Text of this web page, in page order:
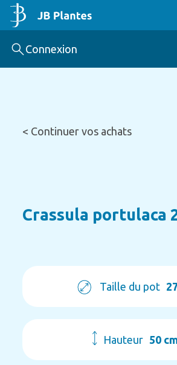
Connexion
< Continuer vos achats
Crassula portulaca
Taille du pot
Hauteur 50